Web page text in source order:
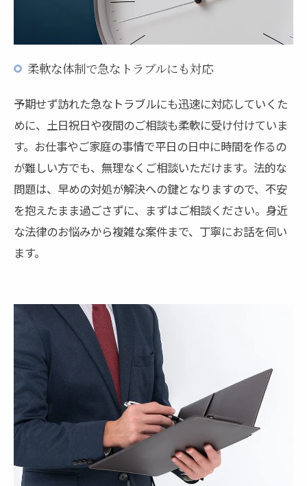
柔軟な体制で急なトラブルにも対応
予期せず訪れた急なトラブルにも迅速に対応していくた
めに、土日祝日や夜間のご相談も柔軟に受け付けていま
す。お仕事やご家庭の事情で平日の日中に時間を作るの
が難しい方でも、無理なくご相談いただけます。法的な
問題は、早めの対処が解決への鍵となりますので、不安
を抱えたまま過ごさずに、まずはご相談ください。身近
な法律のお悩みから複雑な案件まで、丁寧にお話を伺い
ます。